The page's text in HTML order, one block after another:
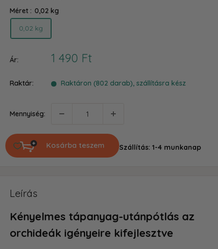
Méret : 0,02 kg
0,02 kg
Ár:
Akciós
1 490 Ft
Raktár: Raktáron (802 darab), szállításra kész
Mennyiség:
Kosárba teszem Szállítás: 1-4 munkanap
Leírás
Kényelmes tápanyag-utánpótlás az
orchideák igényeire kifejlesztve